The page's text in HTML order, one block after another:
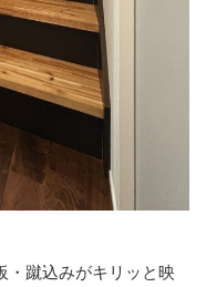
・蹴込みがキリッと映